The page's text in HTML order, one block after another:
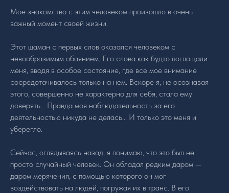
Мое знакомство с этим человеком произошло в очень
важный момент своей жизни.
Этот шаман с первых слов оказался человеком с
невообразимым обаянием. Его слова как будто поглощали
меня, вводя в особое состояние, где все мое внимание
сосредотачивалось только на нем. Вскоре я, не осознавая
этого, совершенно не характерно для себя, стала ему
доверять... Правда моя наблюдательность за его
деятельностью никуда не делась... И только это меня и
уберегло.
Сейчас, оглядываясь назад, я понимаю, что это был не
просто случайный человек. Он обладал редким даром —
даром мерячения, с помощью которого он мог
воздействовать на людей, погружая их в транс. В его